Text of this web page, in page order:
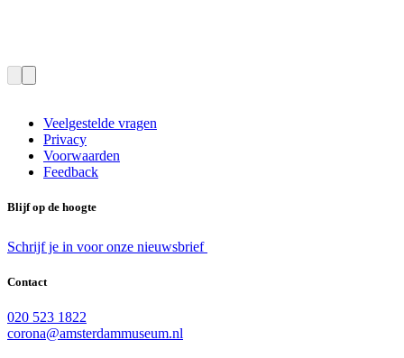
Veelgestelde vragen
Privacy
Voorwaarden
Feedback
Blijf op de hoogte
Schrijf je in voor onze nieuwsbrief
Contact
020 523 1822
corona@amsterdammuseum.nl